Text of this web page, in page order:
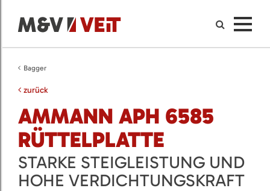
Bagger
zurück
AMMANN APH 6585
RÜTTELPLATTE
STARKE STEIGLEISTUNG UND
HOHE VERDICHTUNGSKRAFT